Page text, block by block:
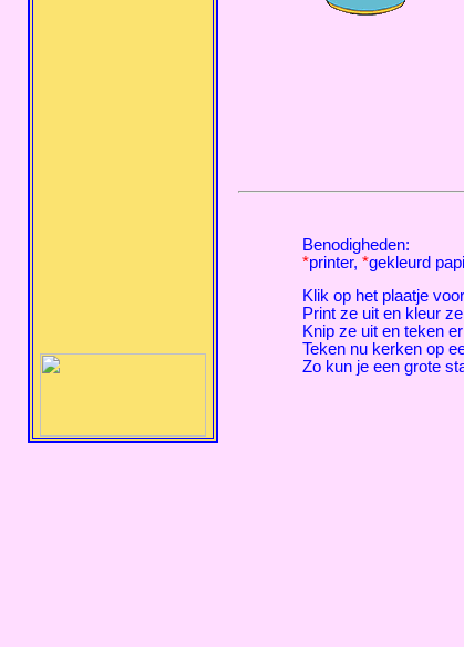
Benodigheden:
*printer, *gekleurd
Klik op het plaatje
Print ze uit en kleur
Knip ze uit en teken
Teken nu kerken op
Zo kun je een grote